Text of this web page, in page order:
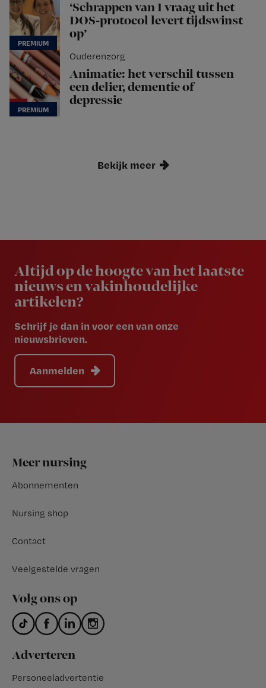
‘Schrappen van 1 vraag uit het
DOS-protocol levert tijdswinst
op’
Ouderenzorg
Animatie: het verschil tussen
een delier, dementie of
depressie
Bekijk meer
Altijd op de hoogte van het laatste
nieuws en vakinhoudelijke
artikelen?
Schrijf je dan in voor een van onze
nieuwsbrieven.
Aanmelden
Footer
Meer nursing
Abonnementen
Nursing shop
Contact
Veelgestelde vragen
Volg ons op
Adverteren
Personeeladvertentie